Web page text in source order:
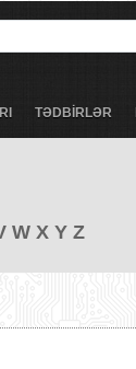
TƏDBİRLƏR
W X Y Z